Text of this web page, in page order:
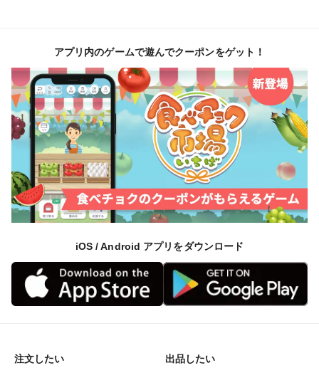
アプリ内のゲームで遊んでクーポンをゲット！
iOS / Android アプリをダウンロード
注文したい 出品したい